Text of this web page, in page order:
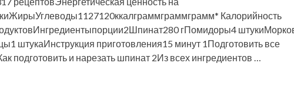
Калорийность
гПомидоры4
штукаИнструкция приготовления15 минут 1Подготовить все
подготовить и нарезать шпинат 2Из всех ингредиентов …